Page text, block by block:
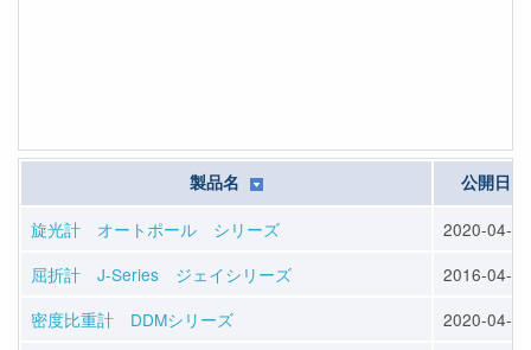
製品名 公開日
旋光計 オートポール シリーズ
2020-04-16
屈折計 J-Series ジェイシリーズ
2016-04-06
密度比重計 DDMシリーズ
2020-04-16